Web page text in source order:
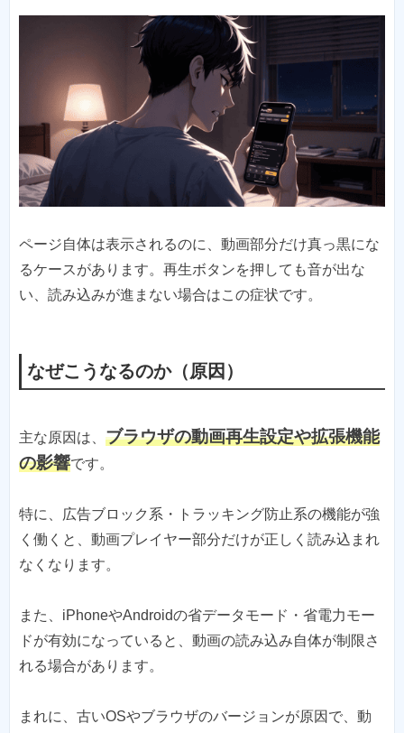
ページ自体は表示されるのに、動画部分だけ真っ黒にな
るケースがあります。再生ボタンを押しても音が出な
い、読み込みが進まない場合はこの症状です。
なぜこうなるのか（原因）
主な原因は、 ブラウザの動画再生設定や拡張機能
の影響です。
特に、広告ブロック系・トラッキング防止系の機能が強
く働くと、動画プレイヤー部分だけが正しく読み込まれ
なくなります。
また、iPhoneやAndroidの省データモード・省電力モー
ドが有効になっていると、動画の読み込み自体が制限さ
れる場合があります。
まれに、古いOSやブラウザのバージョンが原因で、動